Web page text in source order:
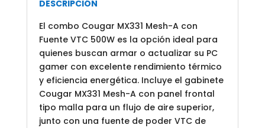
DESCRIPCIÓN
El combo Cougar MX331 Mesh-A con
Fuente VTC 500W es la opción ideal para
quienes buscan armar o actualizar su PC
gamer con excelente rendimiento térmico
y eficiencia energética. Incluye el gabinete
Cougar MX331 Mesh-A con panel frontal
tipo malla para un flujo de aire superior,
junto con una fuente de poder VTC de